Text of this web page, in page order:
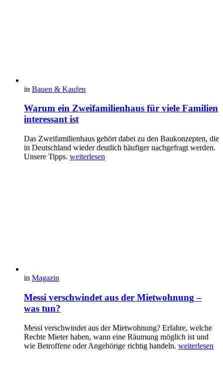
in Bauen & Kaufen
Warum ein Zweifamilienhaus für viele Familien
interessant ist
Das Zweifamilienhaus gehört dabei zu den Baukonzepten, die
in Deutschland wieder deutlich häufiger nachgefragt werden.
Unsere Tipps. weiterlesen
in Magazin
Messi verschwindet aus der Mietwohnung –
was tun?
Messi verschwindet aus der Mietwohnung? Erfahre, welche
Rechte Mieter haben, wann eine Räumung möglich ist und
wie Betroffene oder Angehörige richtig handeln. weiterlesen